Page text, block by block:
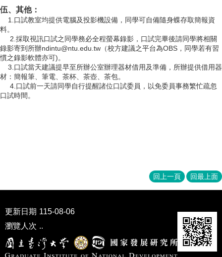
班
學
術
研
究
口
試
專
伍、 其他：
1.口試教室均提供電腦及投影機設備，同學可自備隨身蝶存取簡報資
料。
2.採取視訊口試之同學務必全程螢幕錄影，口試完畢後請同學將相關
錄影寄到所辦ndintu@ntu.edu.tw（校方建議之平台為OBS，同學若有習
慣之錄影軟體亦可)。
3.口試當天建議提早至所辦公室辦理器材借用及準備，所辦提供借用器
材：簡報筆、筆電、茶杯、茶壺、茶包。
4.口試前一天請同學自行提醒諸位口試委員，以免委員事務繁忙疏忽
口試時間。
回上一頁 回最上面
更新日期 115-08-06
瀏覽人次 ..